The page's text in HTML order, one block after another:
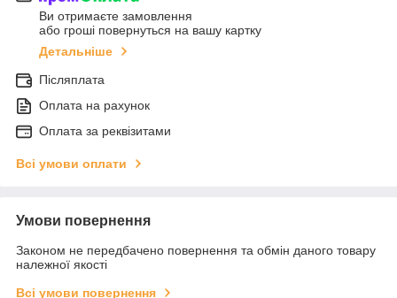
Ви отримаєте замовлення
або гроші повернуться на вашу картку
Детальніше
Післяплата
Оплата на рахунок
Оплата за реквізитами
Всі умови оплати
Умови повернення
Законом не передбачено повернення та обмін даного товару
належної якості
Всі умови повернення